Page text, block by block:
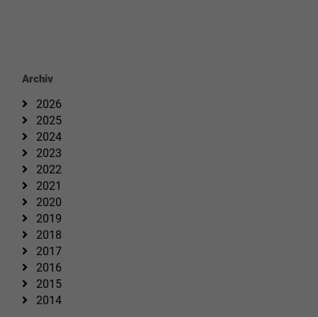
Archiv
2026
2025
2024
2023
2022
2021
2020
2019
2018
2017
2016
2015
2014